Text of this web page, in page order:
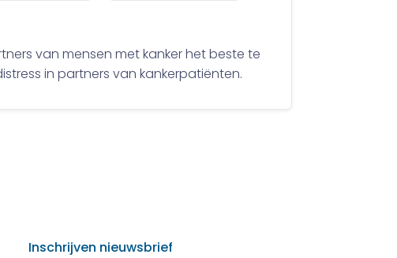
van mensen met kanker het beste te
in partners van kankerpatiënten.
Inschrijven nieuwsbrief